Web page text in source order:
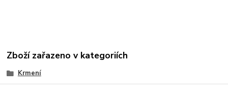
Zboží zařazeno v kategoriích
Krmení